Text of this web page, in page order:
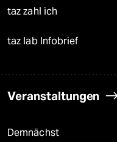
taz zahl ich
taz lab Infobrief
Veranstaltungen
Demnächst